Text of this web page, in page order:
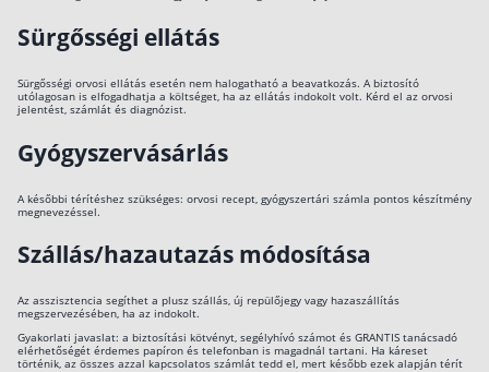
Sürgősségi ellátás
Sürgősségi orvosi ellátás esetén nem halogatható a beavatkozás. A biztosító
utólagosan is elfogadhatja a költséget, ha az ellátás indokolt volt. Kérd el az orvosi
jelentést, számlát és diagnózist.
Gyógyszervásárlás
A későbbi térítéshez szükséges: orvosi recept, gyógyszertári számla pontos készítmény
megnevezéssel.
Szállás/hazautazás módosítása
Az asszisztencia segíthet a plusz szállás, új repülőjegy vagy hazaszállítás
megszervezésében, ha az indokolt.
Gyakorlati javaslat: a biztosítási kötvényt, segélyhívó számot és GRANTIS tanácsadó
elérhetőségét érdemes papíron és telefonban is magadnál tartani. Ha káreset
történik, az összes azzal kapcsolatos számlát tedd el, mert később ezek alapján térít